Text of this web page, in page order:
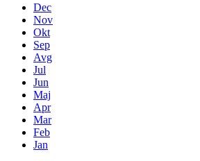
Dec
Nov
Okt
Sep
Avg
Jul
Jun
Maj
Apr
Mar
Feb
Jan